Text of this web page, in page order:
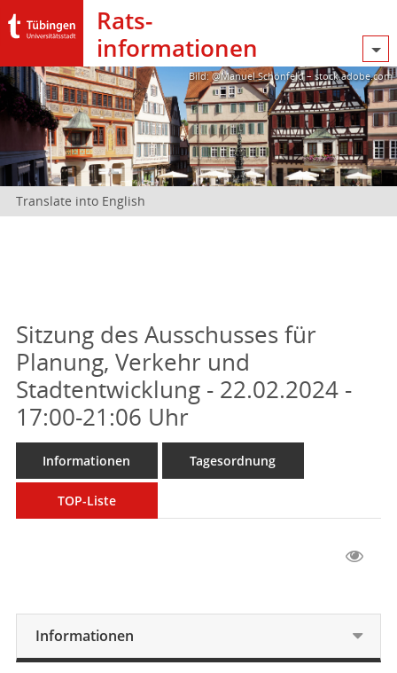
Rats­
informationen
Bild: @Manuel Schönfeld – stock.adobe.com
Translate into English
Sitzung des Ausschusses für
Planung, Verkehr und
Stadtentwicklung - 22.02.2024 -
17:00-21:06 Uhr
Informationen Tagesordnung
TOP-Liste
Informationen